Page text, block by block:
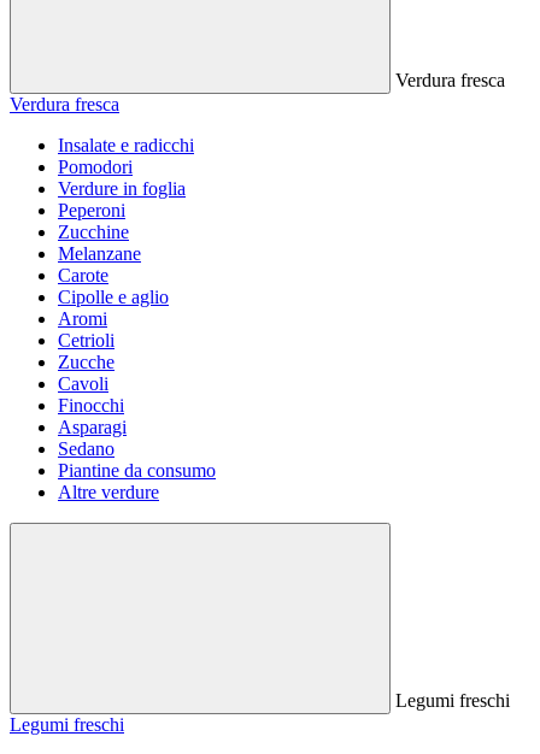
Verdura fresca
Verdura fresca
Insalate e radicchi
Pomodori
Verdure in foglia
Peperoni
Zucchine
Melanzane
Carote
Cipolle e aglio
Aromi
Cetrioli
Zucche
Cavoli
Finocchi
Asparagi
Sedano
Piantine da consumo
Altre verdure
Legumi freschi
Legumi freschi